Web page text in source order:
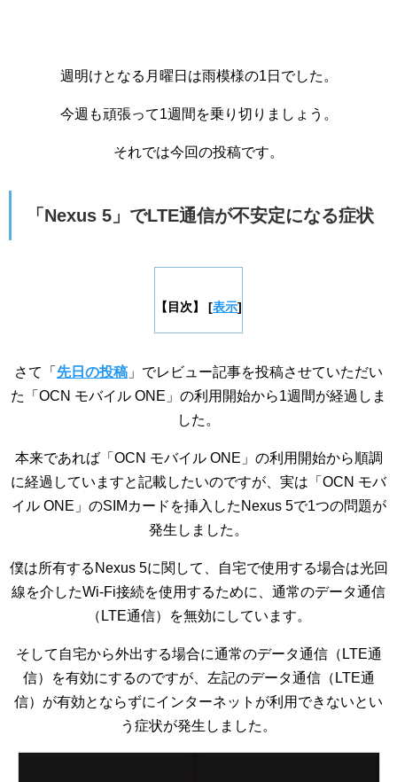
週明けとなる月曜日は雨模様の1日でした。
今週も頑張って1週間を乗り切りましょう。
それでは今回の投稿です。
「Nexus 5」でLTE通信が不安定になる症状
【目次】 [表示]
さて「 先日の投稿 」でレビュー記事を投稿させていただい
た「OCN モバイル ONE」の利用開始から1週間が経過しま
した。
本来であれば「OCN モバイル ONE」の利用開始から順調
に経過していますと記載したいのですが、実は「OCN モバ
イル ONE」のSIMカードを挿入したNexus 5で1つの問題が
発生しました。
僕は所有するNexus 5に関して、自宅で使用する場合は光回
線を介したWi-Fi接続を使用するために、通常のデータ通信
（LTE通信）を無効にしています。
そして自宅から外出する場合に通常のデータ通信（LTE通
信）を有効にするのですが、左記のデータ通信（LTE通
信）が有効とならずにインターネットが利用できないとい
う症状が発生しました。